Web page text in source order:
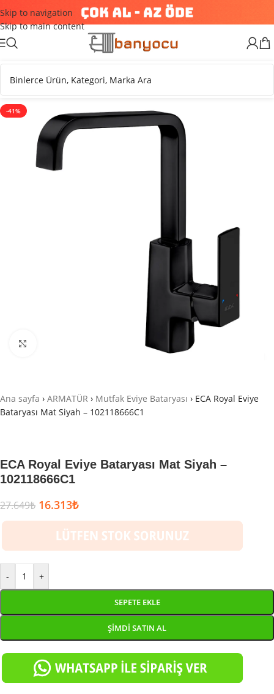
Skip to navigation
Skip to main content
-41%
Ana sayfa › ARMATÜR › Mutfak Eviye Bataryası › ECA Royal Eviye
Bataryası Mat Siyah – 102118666C1
ECA Royal Eviye Bataryası Mat Siyah –
102118666C1
27.649₺ 16.313₺
- +
SEPETE EKLE
ŞIMDI SATIN AL